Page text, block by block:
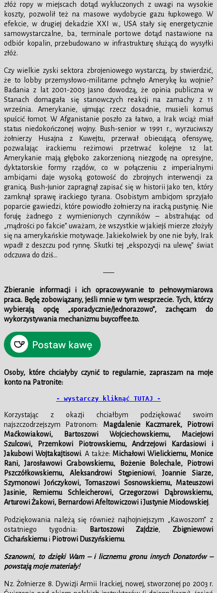
złóż ropy w miejscach dotąd wykluczonych z uwagi na wysokie
koszty, pozwolił też na masowe wydobycie gazu łupkowego. W
efekcie, w drugiej dekadzie XXI w., USA stały się energetycznie
samowystarczalne, ba, terminale portowe dotąd nastawione na
odbiór kopalin, przebudowano w infrastrukturę służącą do wysyłki
złóż.
Czy wielkie zyski sektora zbrojeniowego wystarczą, by stwierdzić,
że to lobby przemysłowo-militarne pchnęło Amerykę ku wojnie?
Badania z lat 2001-2003 jasno dowodzą, że opinia publiczna w
Stanach domagała się stanowczych reakcji na zamachy z 11
września. Amerykanie, ujmując rzecz dosadnie, musieli komuś
spuścić łomot. W Afganistanie poszło za łatwo, a Irak wciąż miał
status niedokończonej wojny. Bush-senior w 1991 r., wyrzuciwszy
żołnierzy Husajna z Kuwejtu, przerwał obiecującą ofensywę,
pozwalając irackiemu reżimowi przetrwać kolejne 12 lat.
Amerykanie mają głęboko zakorzenioną niezgodę na opresyjne,
dyktatorskie formy rządów, co w połączeniu z imperialnymi
ambicjami daje wysoką gotowość do zbrojnych interwencji za
granicą. Bush-junior zapragnął zapisać się w historii jako ten, który
zamknął sprawę irackiego tyrana. Osobistym ambicjom sprzyjało
poparcie gawiedzi, które powiodło żołnierzy na iracką pustynię. Nie
foruję żadnego z wymienionych czynników – abstrahując od
„mądrości po fakcie” uważam, że wszystkie w jakiejś mierze złożyły
się na amerykańskie motywacje. Jakiekolwiek by one nie były, Irak
wpadł z deszczu pod rynnę. Skutki tej „ekspozycji na ulewę” świat
odczuwa do dziś…
—–
Zbieranie informacji i ich opracowywanie to pełnowymiarowa
praca. Będę zobowiązany, jeśli mnie w tym wesprzecie.Tych, którzy
wybierają opcję „sporadycznie/jednorazowo”, zachęcam do
wykorzystywania mechanizmu buycoffee.to.
Osoby, które chciałyby czynić to regularnie, zapraszam na moje
konto na Patronite:
- wystarczy kliknąć TUTAJ -
Korzystając z okazji chciałbym podziękować swoim
najszczodrzejszym Patronom: Magdalenie Kaczmarek, Piotrowi
Maćkowiakowi, Bartoszowi Wojciechowskiemu, Maciejowi
Szulcowi, Przemkowi Piotrowskiemu, Andrzejowi Kardasiowi i
Jakubowi Wojtakajtisowi. A także: Michałowi Wielickiemu, Monice
Rani, Jarosławowi Grabowskiemu, Bożenie Bolechale, Piotrowi
Pszczółkowskiemu, Aleksandrowi Stępieniowi,Joannie Siarze,
Szymonowi Jończykowi, Tomaszowi Sosnowskiemu, Mateuszowi
Jasinie, Remiemu Schleicherowi, Grzegorzowi Dąbrowskiemu,
Arturowi Żakowi, Bernardowi Afeltowiczowi i Justynie Miodowskiej.
Podziękowania należą się również najhojniejszym „Kawoszom” z
ostatniego tygodnia:
Bartoszowi Zajdzie, Zbigniewowi
Cichańskiemui Piotrowi Duszyńskiemu.
Szanowni, to dzięki Wam – i licznemu gronu innych Donatorów –
powstają moje materiały!
Nz. Żołnierze 8. Dywizji Armii Irackiej, nowej, stworzonej po 2003 r.